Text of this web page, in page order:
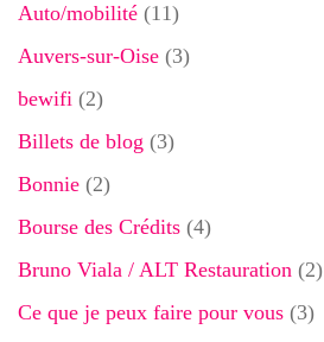
Auto/mobilité (11)
Auvers-sur-Oise (3)
bewifi (2)
Billets de blog (3)
Bonnie (2)
Bourse des Crédits (4)
Bruno Viala / ALT Restauration (2)
Ce que je peux faire pour vous (3)